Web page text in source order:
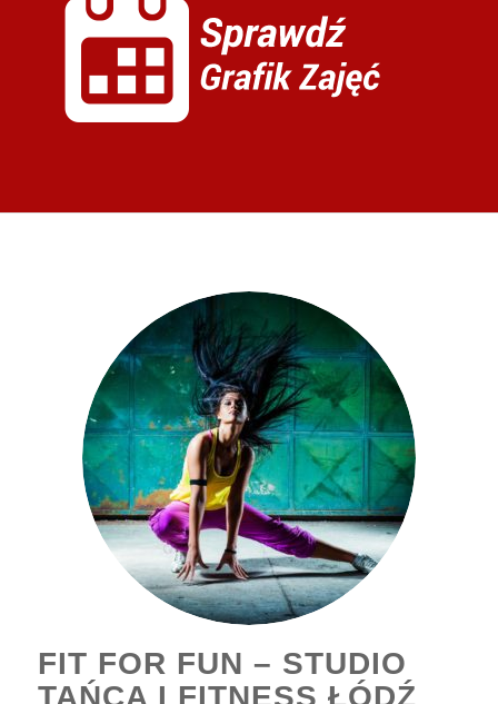
FIT FOR FUN – STUDIO
TAŃCA I FITNESS ŁÓDŹ